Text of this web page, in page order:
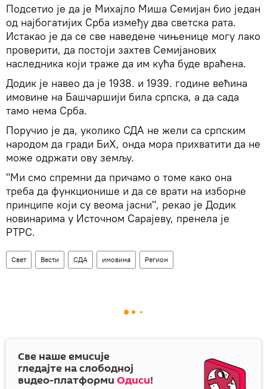
Подсетио је да је Михајло Миша Семијан био један
од најбогатијих Срба између два светска рата.
Истакао је да се све наведене чињенице могу лако
проверити, да постоји захтев Семијанових
наследника који траже да им кућа буде враћена.
Додик је навео да је 1938. и 1939. године већина
имовине на Башчаршији била српска, а да сада
тамо нема Срба.
Поручио је да, уколико СДА не жели са српским
народом да гради БиХ, онда мора прихватити да не
може одржати ову земљу.
"Ми смо спремни да причамо о томе како она
треба да функционише и да се врати на изборне
принципе који су веома јасни", рекао је Додик
новинарима у Источном Сарајеву, пренела је
РТРС.
Свет Вести СДА имовина Регион
Све наше емисије
гледајте на слободној
видео-платформи Одиси!